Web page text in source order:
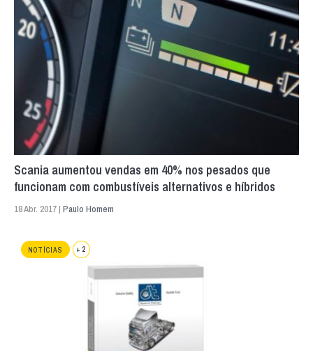
Scania aumentou vendas em 40% nos pesados que
funcionam com combustíveis alternativos e híbridos
18 Abr. 2017 | Paulo Homem
NOTÍCIAS + 2